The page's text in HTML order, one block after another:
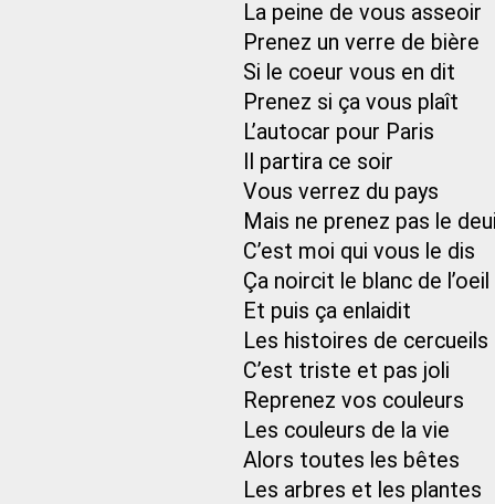
La peine de vous asseoir
Prenez un verre de bière
Si le coeur vous en dit
Prenez si ça vous plaît
L’autocar pour Paris
Il partira ce soir
Vous verrez du pays
Mais ne prenez pas le
C’est moi qui vous le dis
Ça noircit le blanc de l’oeil
Et puis ça enlaidit
Les histoires de cercueils
C’est triste et pas joli
Reprenez vos couleurs
Les couleurs de la vie
Alors toutes les bêtes
Les arbres et les plantes